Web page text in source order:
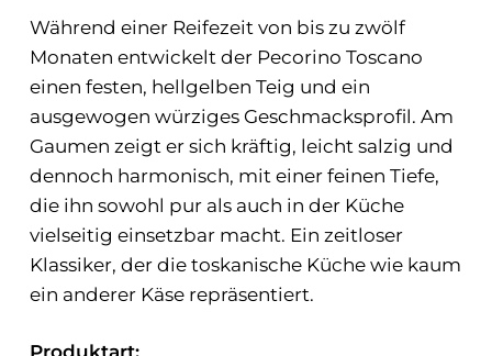
Während einer Reifezeit von bis zu zwölf
Monaten entwickelt der Pecorino Toscano
einen festen, hellgelben Teig und ein
ausgewogen würziges Geschmacksprofil. Am
Gaumen zeigt er sich kräftig, leicht salzig und
dennoch harmonisch, mit einer feinen Tiefe,
die ihn sowohl pur als auch in der Küche
vielseitig einsetzbar macht. Ein zeitloser
Klassiker, der die toskanische Küche wie kaum
ein anderer Käse repräsentiert.